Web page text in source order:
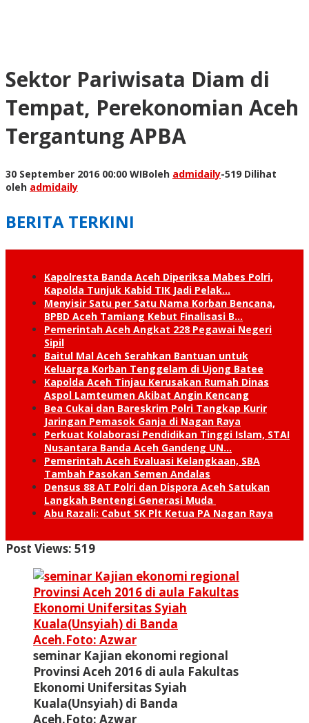
Sektor Pariwisata Diam di
Tempat, Perekonomian Aceh
Tergantung APBA
30 September 2016 00:00 WIBoleh admidaily-519 Dilihat
oleh admidaily
BERITA TERKINI
Kapolresta Banda Aceh Diperiksa Mabes Polri,
Kapolda Tunjuk Kabid TIK Jadi Pelak…
Menyisir Satu per Satu Nama Korban Bencana,
BPBD Aceh Tamiang Kebut Finalisasi B…
Pemerintah Aceh Angkat 228 Pegawai Negeri
Sipil
Baitul Mal Aceh Serahkan Bantuan untuk
Keluarga Korban Tenggelam di Ujong Batee
Kapolda Aceh Tinjau Kerusakan Rumah Dinas
Aspol Lamteumen Akibat Angin Kencang
Bea Cukai dan Bareskrim Polri Tangkap Kurir
Jaringan Pemasok Ganja di Nagan Raya
Perkuat Kolaborasi Pendidikan Tinggi Islam, STAI
Nusantara Banda Aceh Gandeng UN…
Pemerintah Aceh Evaluasi Kelangkaan, SBA
Tambah Pasokan Semen Andalas
Densus 88 AT Polri dan Dispora Aceh Satukan
Langkah Bentengi Generasi Muda
Abu Razali: Cabut SK Plt Ketua PA Nagan Raya
Post Views: 519
seminar Kajian ekonomi regional
Provinsi Aceh 2016 di aula Fakultas
Ekonomi Unifersitas Syiah
Kuala(Unsyiah) di Banda
Aceh.Foto: Azwar